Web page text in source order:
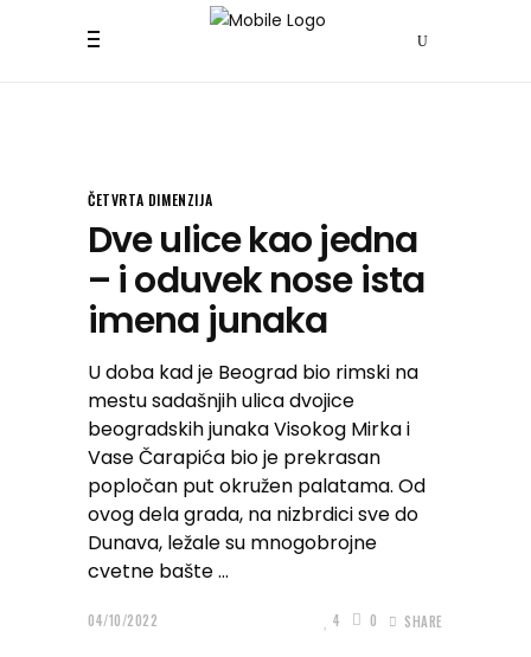
ČETVRTA DIMENZIJA
Dve ulice kao jedna
– i oduvek nose ista
imena junaka
U doba kad je Beograd bio rimski na
mestu sadašnjih ulica dvojice
beogradskih junaka Visokog Mirka i
Vase Čarapića bio je prekrasan
popločan put okružen palatama. Od
ovog dela grada, na nizbrdici sve do
Dunava, ležale su mnogobrojne
cvetne bašte
04/10/2022 4 0 SHARE